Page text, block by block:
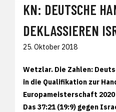
KN: DEUTSCHE
DEKLASSIEREN
25. Oktober 2018
Wetzlar. Die Zahlen:
in die Qualifikation zur
Europameisterschaft
Das 37:21 (19:9) gegen